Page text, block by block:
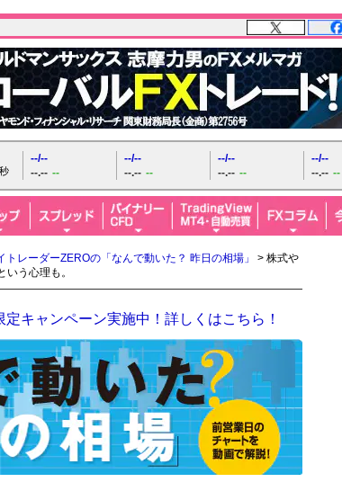
--/--
--.-- --
--/--
--.-- --
--/--
--.-- --
--/--
--.-- --
トレーダーZEROの「なんで動いた？ 昨日の相場」
> 株式や
う心理も。
キャンペーン実施中！詳しくはこちら！